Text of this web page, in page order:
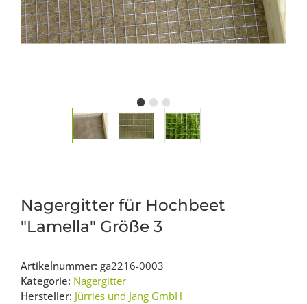
Nagergitter für Hochbeet
"Lamella" Größe 3
Artikelnummer: ga2216-0003
Kategorie: Nagergitter
Hersteller: Jürries und Jang GmbH